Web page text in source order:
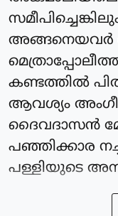
അങ്ങനെയവർ
കണ്ടത്തിൽ
ആവശ്യം
ദൈവദാസൻ
പഞ്ഞിക്കാര
പള്ളിയുടെ